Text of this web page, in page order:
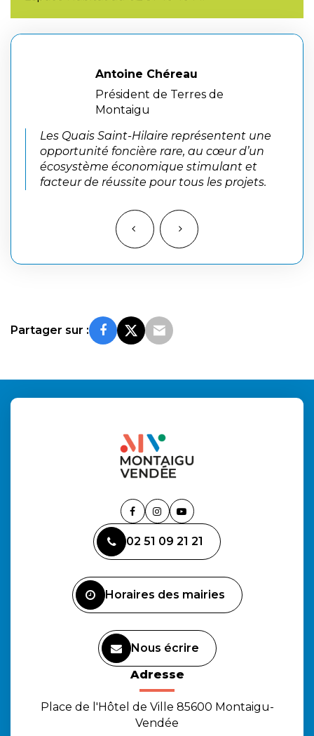
représentent une
au cœur d’un
stimulant et
tous les projets.
Maire de Montaigu-
réponse à l’enjeu local de
permettant de créer 400
logements en milieu urbain.
Partager sur :
Lien
le
compte
Lien
le
compte
Lien
la
chaîne
02 51 09 21 21
Horaires des mairies
Nous écrire
Adresse
Place de l'Hôtel de Ville 85600 Montaigu-
Vendée